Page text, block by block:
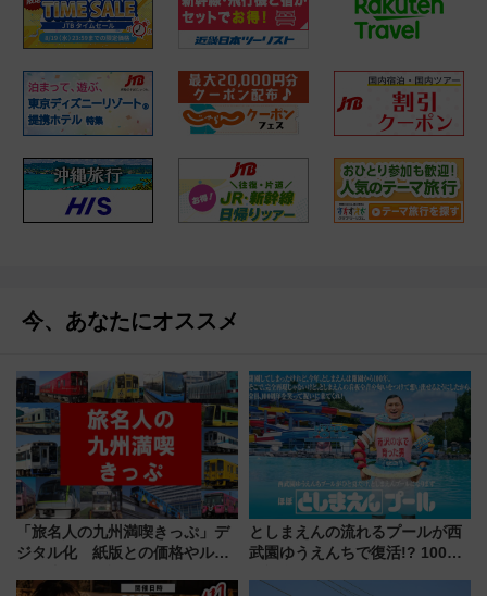
今、あなたにオススメ
「旅名人の九州満喫きっぷ」デ
ジタル化 紙版との価格やルー
としまえんの流れるプールが西
武園ゆうえんちで復活!? 100周